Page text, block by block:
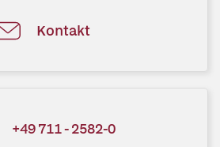
Kontakt
+49 711 - 2582-0